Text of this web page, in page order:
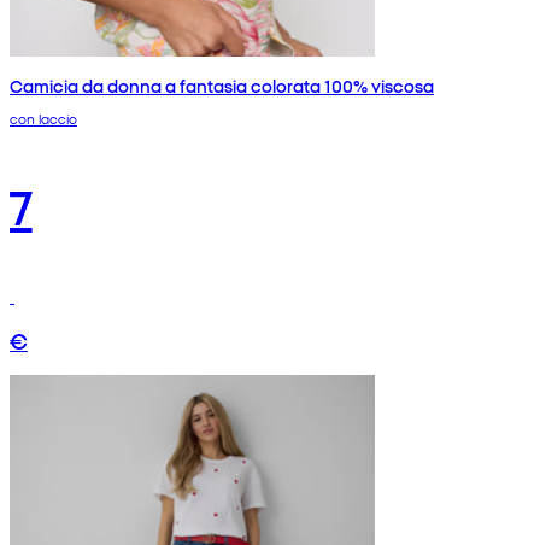
Camicia da donna a fantasia colorata 100% viscosa
con laccio
7
€